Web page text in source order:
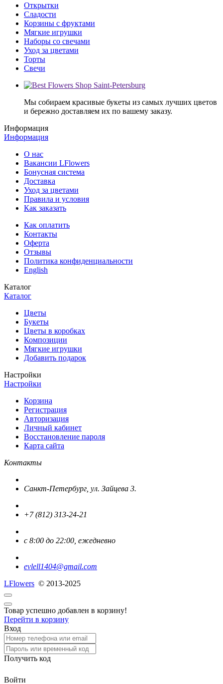
Открытки
Сладости
Корзины с фруктами
Мягкие игрушки
Наборы со свечами
Уход за цветами
Торты
Свечи
Мы собираем красивые букеты из самых лучших цветов
и бережно доставляем их по вашему заказу.
Информация
Информация
О нас
Вакансии LFlowers
Бонусная система
Доставка
Уход за цветами
Правила и условия
Как заказать
Как оплатить
Контакты
Оферта
Отзывы
Политика конфиденциальности
English
Каталог
Каталог
Цветы
Букеты
Цветы в коробках
Композиции
Мягкие игрушки
Добавить подарок
Настройки
Настройки
Корзина
Регистрация
Авторизация
Личный кабинет
Восстановление пароля
Карта сайта
Контакты
Санкт-Петербург, ул. Зайцева 3.
+7 (812) 313-24-21
с 8:00 до 22:00, ежедневно
evlell1404@gmail.com
LFlowers © 2013-2025
Товар успешно добавлен в корзину!
Перейти в корзину
Вход
Получить код
Войти